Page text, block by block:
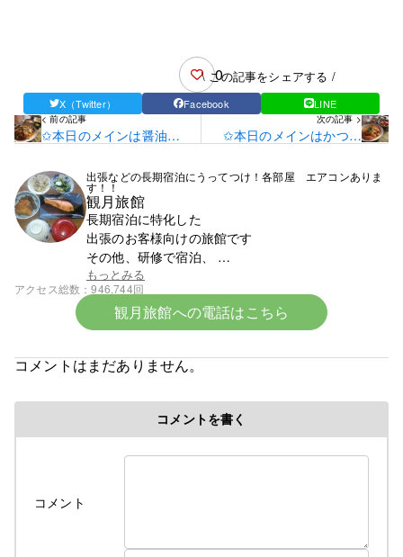
0
\ この記事をシェアする /
X（Twitter） Facebook LINE
< 前の記事
✩本日のメインは醤油五
次の記事 >
✩本日のメインはかつと
出張などの長期宿泊にうってつけ！各部屋 エアコンありま
す！！
観月旅館
長期宿泊に特化した
出張のお客様向けの旅館です
その他、研修で宿泊、
スポーツ少年団での団体宿泊なども受け付けており
ます
まずはお電話ください。0142-23-1393です。
令和８年各部屋エアコン導入により
もっとみる
アクセス総数 946,744回
観月旅館への電話はこちら
コメントはまだありません。
コメントを書く
コメント